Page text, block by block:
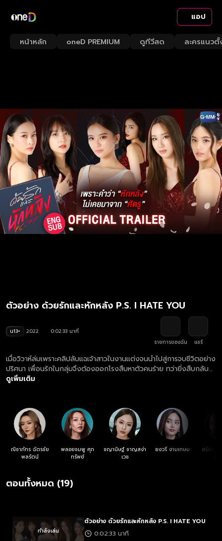
แอป
หน้าหลัก oneD PREMIUM ดูทีวีสด ละครแนวตั้
ตัวอย่าง ด้วยรักและหักหลัง P.S. I HATE YOU
น13+ 2022
0:02:33 นาที
รายการของฉัน
แชร์
เมื่อวิวาห์ล่มเพราะคลิปลับแฉเจ้าสาวในงานแต่งจนนำไปสู่การจบชีวิตอย่าง
ปริศนา เพื่อนรักในกลุ่มจึงต้องออกโรงสืบหาตัวคนร้าย ทว่ายิ่งสืบกลับ
ยิ่งขุดพบด้านมืดและความลับสุดฉาวของแก๊งดอกไม้ ทั้งการแย่งแฟน
คลิปแฉนี้?
ดูเพิ่มเติม
ณิชาภัทร ฉัตรชัย
พลรัตน์
พลอยชมพู ศุภ
ทรัพย์
ชญานิษฐ์ ชาญสง่า
เวช
ยงวรี งามเกษม
สรัลชน
ตอนทั้งหมด (19)
กำลังเล่น
ตัวอย่าง ด้วยรักและหักหลัง P.S. I HATE YOU
0:02:33 นาที